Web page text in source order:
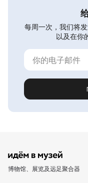
每周一次，我们将
以及在你
博物馆、展览及远足聚合器